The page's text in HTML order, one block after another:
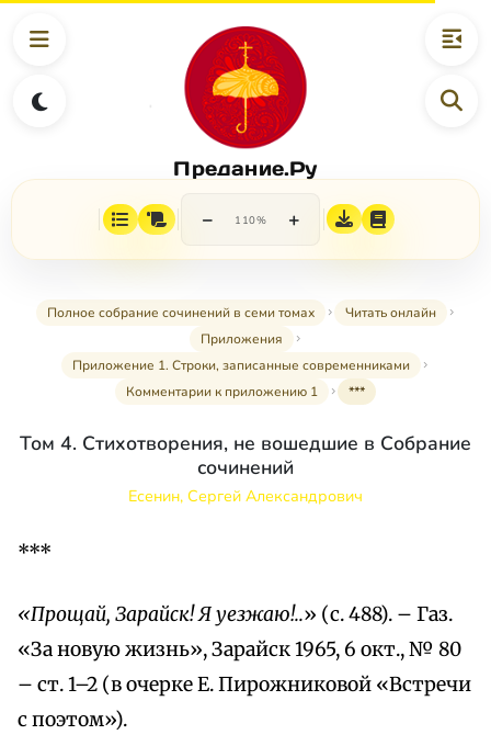
Предание.Ру
− 110% +
Полное собрание сочинений в семи томах
Читать онлайн
Приложения
Приложение 1. Строки, записанные современниками
Комментарии к приложению 1
***
Том 4. Стихотворения, не вошедшие в Собрание
сочинений
Есенин, Сергей Александрович
***
«Прощай, Зарайск! Я уезжаю!..» (с. 488). – Газ.
«За новую жизнь», Зарайск 1965, 6 окт., № 80
– ст. 1–2 (в очерке Е. Пирожниковой «Встречи
с поэтом»).